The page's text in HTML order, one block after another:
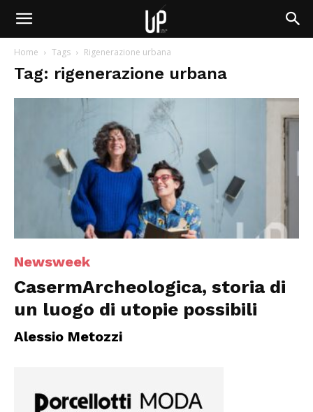
Home Tags Rigenerazione urbana
Tag: rigenerazione urbana
Newsweek
CasermArcheologica, storia di
un luogo di utopie possibili
Alessio Metozzi